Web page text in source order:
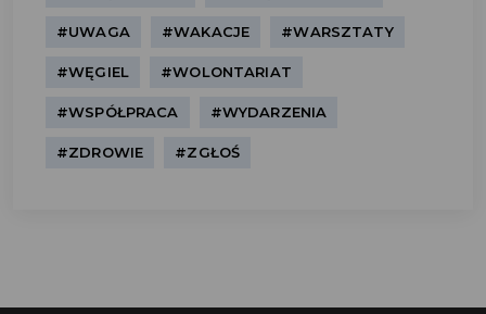
#UWAGA #WAKACJE #WARSZTATY
#WĘGIEL #WOLONTARIAT
#WSPÓŁPRACA #WYDARZENIA
#ZDROWIE #ZGŁOŚ